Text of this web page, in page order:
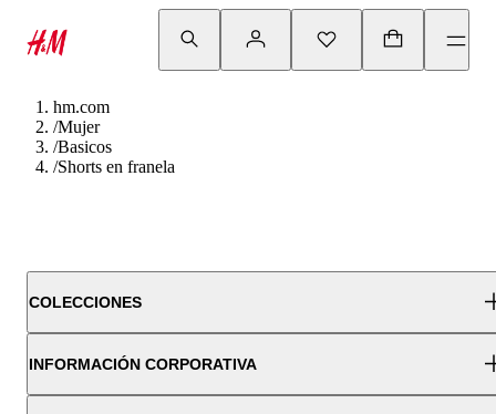
hm.com
/Mujer
/Basicos
/Shorts en franela
COLECCIONES
INFORMACIÓN CORPORATIVA